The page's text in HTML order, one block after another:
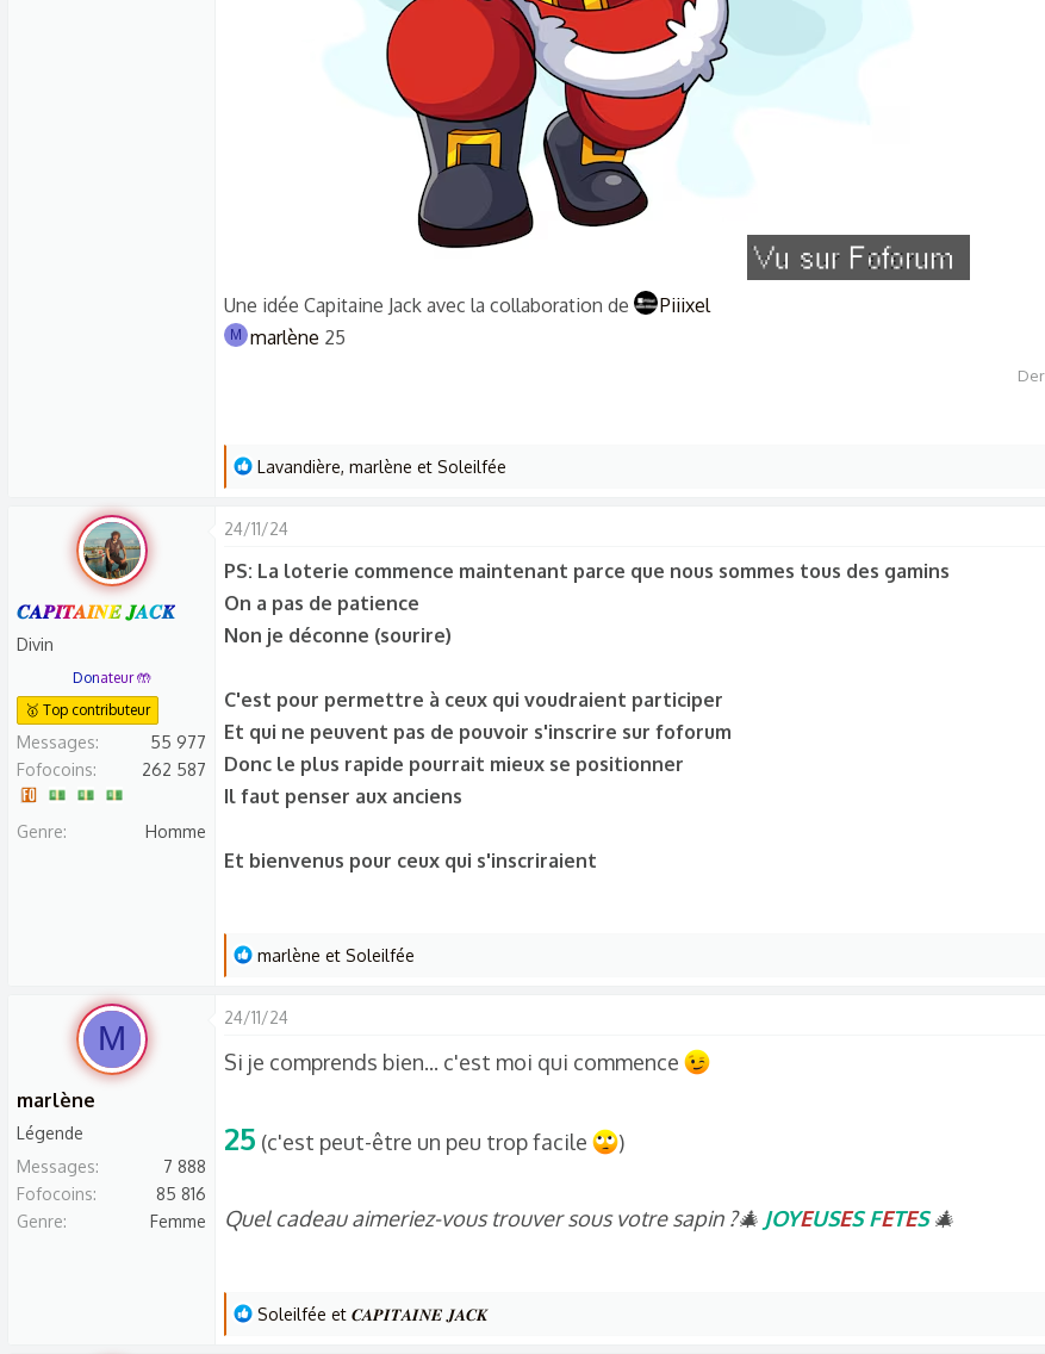
Une idée Capitaine Jack avec la collaboration de Piiixel
M marlène 25
L
s
é
a
c
o
n
s
:
Lavandière, marlène et Soleilfée
𝑪𝑨𝑷𝑰𝑻𝑨𝑰𝑵𝑬 𝑱𝑨𝑪𝑲
Divin
Donateur 🤲
🥇 Top contributeur
Messages
55 977
Fofocoins
262 587
Genre Homme
24/11/24
PS: La loterie commence maintenant parce que nous sommes tous des gamins
On a pas de patience
Non je déconne (sourire)
C'est pour permettre à ceux qui voudraient participer
Et qui ne peuvent pas de pouvoir s'inscrire sur foforum
Donc le plus rapide pourrait mieux se positionner
Il faut penser aux anciens
Et bienvenus pour ceux qui s'inscriraient
L
s
é
n
marlène et Soleilfée
M
marlène
Légende
Messages
7 888
Fofocoins
85 816
Genre
Femme
24/11/24
Si je comprends bien... c'est moi qui commence
25 (c'est peut-être un peu trop facile )
Quel cadeau aimeriez-vous trouver sous votre sapin ?🎄 JOYEUSES FETES🎄
L
Soleilfée et 𝑪𝑨𝑷𝑰𝑻𝑨𝑰𝑵𝑬 𝑱𝑨𝑪𝑲